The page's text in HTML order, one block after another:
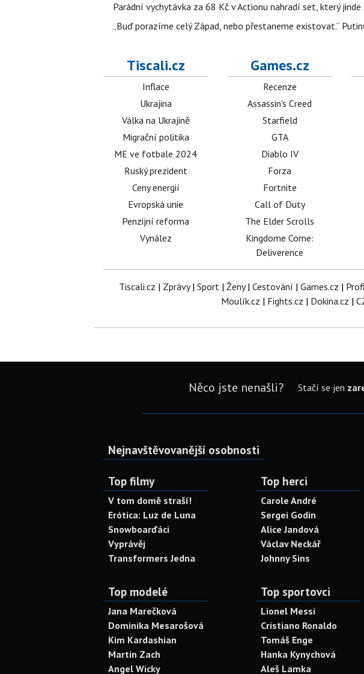
Parádní vychytávka za 68 Kč v Actionu nahradí set, který
„Buď porazíme celý Západ, nebo přestaneme existovat.“
Tiscali.cz
Inflace
Ukrajina
Válka na Ukrajině
Migrační politika
ME ve fotbale 2024
Ruský prezident
Ceny energií
Evropská unie
Penzijní reforma
Vynález
Games.cz
Recenze
Assassin's Creed
Starfield
GTA
Diablo IV
Forza
Fortnite
Call of Duty
The Elder Scrolls
Kingdome Come:
Deliverence
Tiscali.cz | Zprávy| Sport| Ženy| Cestování | Games.cz |
Moulík.cz | Fights.cz | Dokina.cz |
Něco jste nenašli? Stačí se jen
Nejnavštěvovanější osobnosti
Top filmy
V tom domě straší!
Erótica: Luz de Luna
Snowboarďáci
Vyprávěj
Transformers Jedna
Top herci
Carole André
Sergei Godin
Alice Jandová
Václav Neckář
Johnny Sins
Top modelé
Jana Marečková
Dominika Mesarošová
Kim Kardashian
Martin Zach
Angel Wicky
Top sportovci
Lionel Messi
Cristiano Ronaldo
Tomáš Enge
Hanka Kynychová
Aleš Lamka